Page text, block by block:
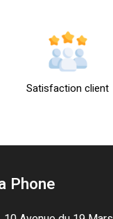
Satisfaction client
Phone